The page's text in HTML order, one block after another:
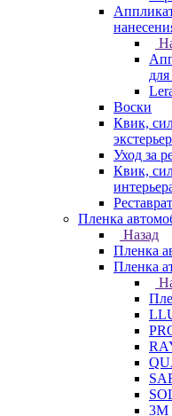
Воски
Квик,
Уход за
Квик,
Пленка
Назад
Пленка
Пленка
3M